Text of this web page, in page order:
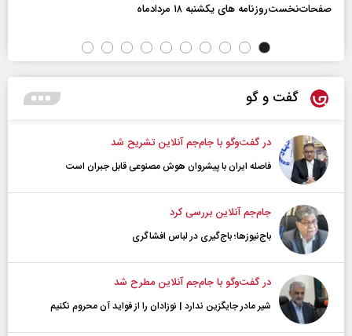
صفحات‌نخست‌روزنامه ها‌ی یکشنبه ۱۸ مردادماه
گفت و گو
در گفت‌و‌گو با جام‌جم آنلاین تشریح شد
فاصله ایران با پیشرو‌ان هوش مصنوعی قابل جبران است
جام‌جم آنلاین بررسی کرد
باج‌نیوزها؛ باج‌گیری در لباس افشاگری
در گفت‌و‌گو با جام‌جم آنلاین مطرح شد
شیر مادر جایگزین ندارد | نوزادان را از فواید آن محروم نکنیم